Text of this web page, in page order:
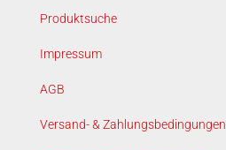
Produktsuche
Impressum
AGB
Versand- & Zahlungsbedingungen